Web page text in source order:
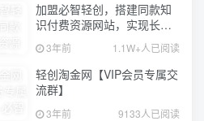
加盟必智轻创，搭建同款知
识付费资源网站，实现长期
稳定被动收入~
3年前 1.1W+人已阅读
轻创淘金网【VIP会员专属交
流群】
3年前 9133人已阅读